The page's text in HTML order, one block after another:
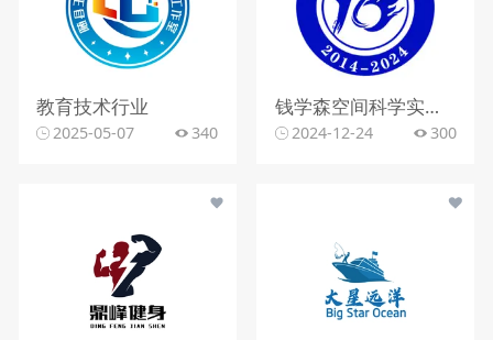
教育技术行业
2025-05-07 340
钱学森空间科学实验班；
2024-12-24 300